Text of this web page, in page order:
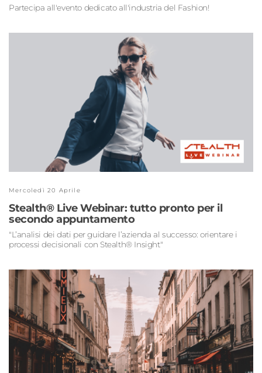
Partecipa all'evento dedicato all'industria del Fashion!
Mercoledì 20 Aprile
Stealth® Live Webinar: tutto pronto per il
secondo appuntamento
"L’analisi dei dati per guidare l’azienda al successo: orientare i
processi decisionali con Stealth® Insight"